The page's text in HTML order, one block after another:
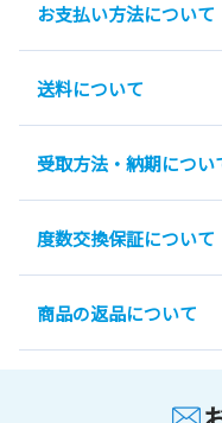
お支払い方法について
送料について
受取方法・納期につい
度数交換保証について
商品の返品について